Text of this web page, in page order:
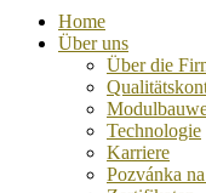
Home
Über uns
Über die
Technologie
Karriere
Pozvánka